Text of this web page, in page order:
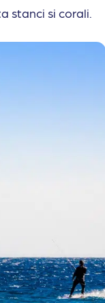
stanci si corali.